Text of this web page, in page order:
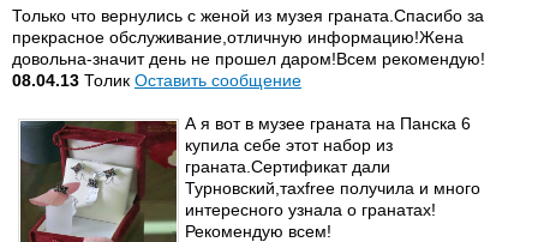
Только что вернулись с женой из музея граната.Спасибо за
прекрасное обслуживание,отличную информацию!Жена
довольна-значит день не прошел даром!Всем рекомендую!
08.04.13 Толик Оставить сообщение
А я вот в музее граната на Панска 6
купила себе этот набор из
граната.Сертификат дали
Турновский,тaxfree получила и много
интересного узнала о гранатах!
Рекомендую всем!